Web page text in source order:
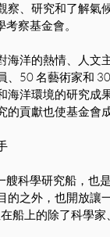
察、研究和了解氣
考察基金會。
海洋的熱情、人文
、50 名藝術家和
海洋環境的研究成
的貢獻也使基金會
艘科學研究船，也
的之外，也開放讓
在船上的除了科學